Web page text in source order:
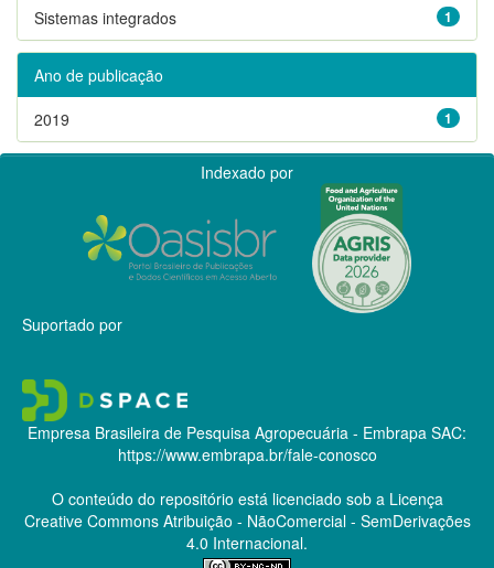
1
Sistemas integrados
Ano de publicação
1
2019
Indexado por
Suportado por
Empresa Brasileira de Pesquisa Agropecuária - Embrapa SAC:
https://www.embrapa.br/fale-conosco
O conteúdo do repositório está licenciado sob a Licença
Creative CommonsAtribuição - NãoComercial - SemDerivações
4.0 Internacional.